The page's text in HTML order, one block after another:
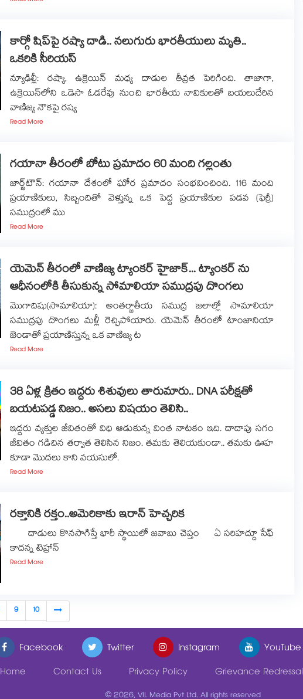
కార్గో షిప్‎పై రష్యా దాడి.. నలుగురు భారతీయులు మృతి..
ఒకరికి సీరియస్
న్యూఢిల్లీ: రష్యా, ఉక్రెయిన్ మధ్య దాడుల తీవ్రత పెరిగింది. తాజాగా,
ఉక్రెయిన్‌లోని ఒడెసా ఓడరేవు నుంచి భారతీయ నావికులతో బయలుదేరిన
వాణిజ్య నౌకపై రష్య
Read More
గయానా తీరంలో బోటు ప్రమాదం 60 మంది గల్లంతు
జార్జ్‌‌టౌన్: గయానా దేశంలో ఘోర ప్రమాదం సంభవించింది. 116 మంది
ప్రయాణికులు, సిబ్బందితో వెళ్తున్న ఒక పెద్ద ప్రయాణికుల పడవ (ఫెర్రీ)
సముద్రంలో ము
Read More
యెమెన్ తీరంలో వాణిజ్య ట్యాంకర్ హైజాక్... ట్యాంకర్‌‌ ను
ఆధీనంలోకి తీసుకున్న సోమాలియా సముద్రపు దొంగలు
మొగాదిషు(సొమాలియా): అంతర్జాతీయ సముద్ర జలాల్లో సొమాలియా
సముద్రపు దొంగలు మళ్లీ రెచ్చిపోయారు. యెమెన్ తీరంలో టాంజానియా
జెండాతో ప్రయాణిస్తున్న ఒక వాణిజ్య ట
Read More
38 ఏళ్ల క్రితం ఇద్దరు శిశువులు తారుమారు.. DNA పరీక్షతో
బయటపడ్డ నిజం.. అసలు విషయం తెలిసి..
ఇద్దరు వ్యక్తుల జీవితంతో విధి ఆడుకున్న వింత నాటకం ఇది. దాదాపు సగం
జీవితం గడిచిన తర్వాత తెలిసిన నిజం. తమకు తెలియకుండా.. తమకు ఊహ
కూడా మొదలు కాని వయసులో.
Read More
రక్తానికి రక్తం..అమెరికాకు ఇరాన్ హెచ్చరిక
దాడులు కొనసాగిస్తే భారీ స్థాయిలో జవాబు చెప్తం ఏ సరిహద్దూ సేఫ్​
కాదన్న టెహ్రాన్
Read More
9 10
Facebook Twitter Instagram YouTube
Home
Contact Us Privacy Policy Grievance Redressal
© 2026, VIL Media Pvt Ltd. All rights reserved